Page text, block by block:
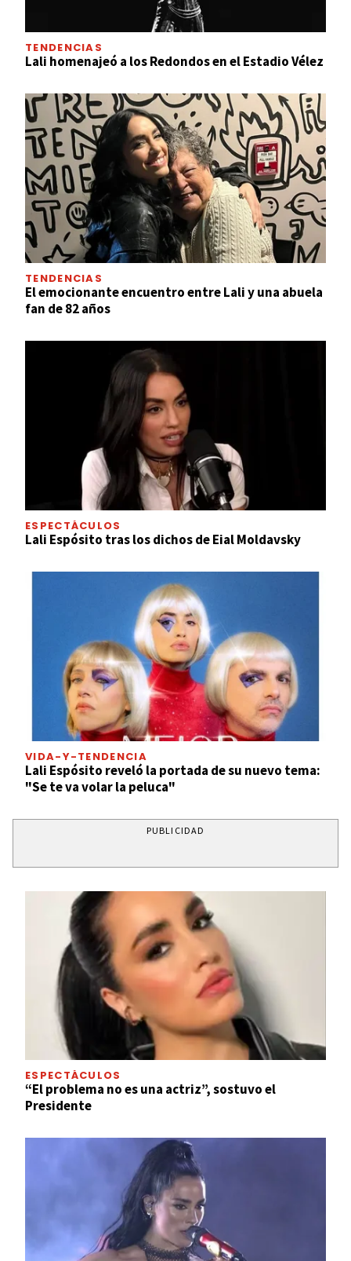
TENDENCIAS
Lali homenajeó a los Redondos en el Estadio Vélez
TENDENCIAS
El emocionante encuentro entre Lali y una abuela
fan de 82 años
ESPECTÁCULOS
Lali Espósito tras los dichos de Eial Moldavsky
VIDA-Y-TENDENCIA
Lali Espósito reveló la portada de su nuevo tema:
"Se te va volar la peluca"
PUBLICIDAD
ESPECTÁCULOS
“El problema no es una actriz”, sostuvo el
Presidente